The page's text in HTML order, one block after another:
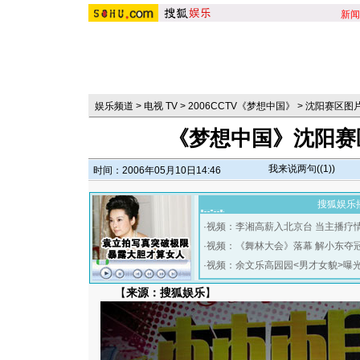
新闻
娱乐频道 > 电视 TV > 2006CCTV《梦想中国》 > 沈阳赛区图
《梦想中国》沈阳
时间：2006年05月10日14:46 我来说两句((1))
搜狐娱乐
·视频：李湘高薪入北京台 当主播疗
·视频：《舞林大会》落幕 解小东夺
·视频：余文乐高园园<男才女貌>曝
【来源：搜狐娱乐】